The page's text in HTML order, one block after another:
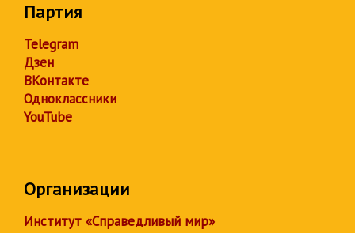
Партия
Telegram
Дзен
ВКонтакте
Одноклассники
YouTube
Организации
Институт «Справедливый мир»